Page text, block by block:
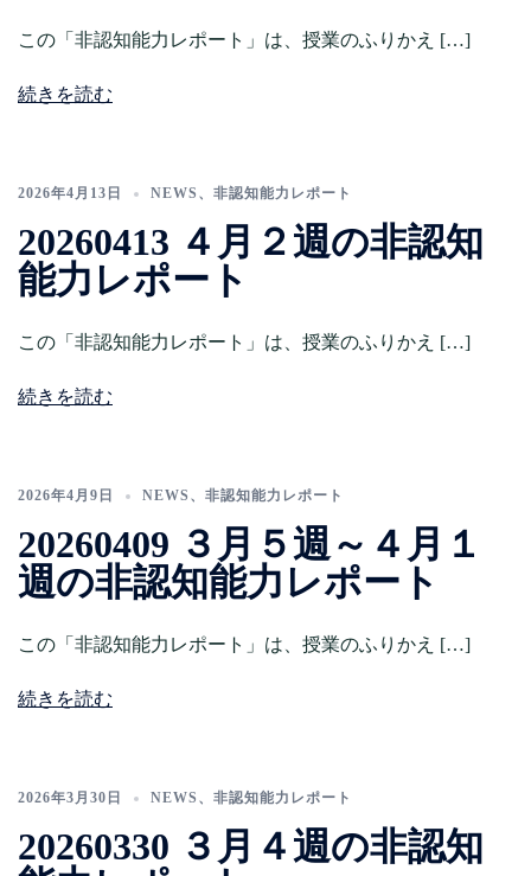
この「非認知能力レポート」は、授業のふりかえ […]
続きを読む
2026年4月13日 NEWS 、 非認知能力レポート
20260413 ４月２週の非認知
能力レポート
この「非認知能力レポート」は、授業のふりかえ […]
続きを読む
2026年4月9日 NEWS 、 非認知能力レポート
20260409 ３月５週～４月１
週の非認知能力レポート
この「非認知能力レポート」は、授業のふりかえ […]
続きを読む
2026年3月30日 NEWS 、 非認知能力レポート
20260330 ３月４週の非認知